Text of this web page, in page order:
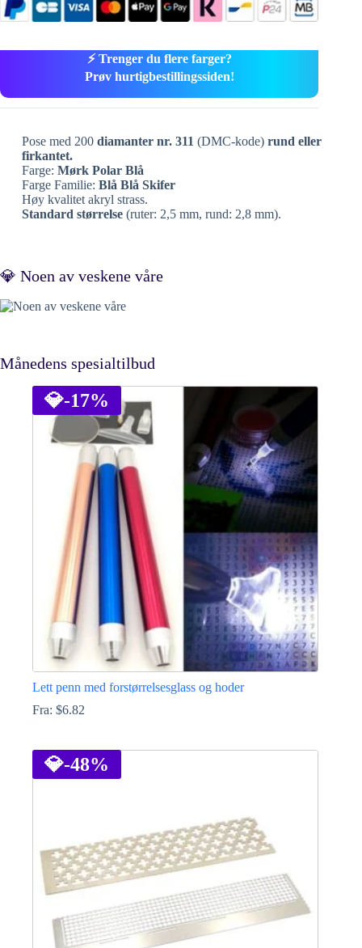
⚡ Trenger du flere farger?
Prøv hurtigbestillingssiden!
Pose med 200 diamanter nr. 311 (DMC-kode) rund eller
firkantet.
Farge: Mørk Polar Blå
Farge Familie: Blå Blå Skifer
Høy kvalitet akryl strass.
Standard størrelse(ruter: 2,5 mm, rund: 2,8 mm).
💎 Noen av veskene våre
Månedens spesialtilbud
💎-17%
Lett penn med forstørrelsesglass og hoder
Fra: $6.82
produktet
har
flere
på
produktsiden
💎-48%